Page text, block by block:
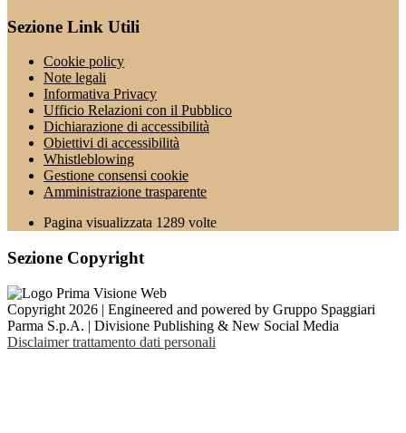
Sezione Link Utili
Cookie policy
Note legali
Informativa Privacy
Ufficio Relazioni con il Pubblico
Dichiarazione di accessibilità
Obiettivi di accessibilità
Whistleblowing
Gestione consensi cookie
Amministrazione trasparente
Pagina visualizzata 1289 volte
Sezione Copyright
Copyright 2026 | Engineered and powered by Gruppo Spaggiari
Parma S.p.A. | Divisione Publishing & New Social Media
Disclaimer trattamento dati personali